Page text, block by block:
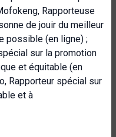
Rapporteuse
de jouir du meilleur
possible (en ligne) ;
sur la promotion
et équitable (en
Rapporteur spécial sur
et à